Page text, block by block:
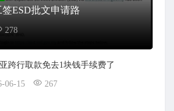
ESD批文申请路
278
跨行取款免去1块钱手续费了
06-15 267